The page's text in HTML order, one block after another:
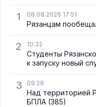
1
08.08.2026 17:51
Рязанцам
2 10:32
Студенты
к запуску новый
3 09:29
Над территорией
БПЛА (385)